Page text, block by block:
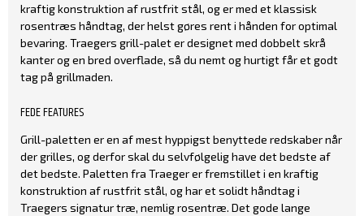
kraftig konstruktion af rustfrit stål, og er med et klassisk
rosentræs håndtag, der helst gøres rent i hånden for optimal
bevaring. Traegers grill-palet er designet med dobbelt skrå
kanter og en bred overflade, så du nemt og hurtigt får et godt
tag på grillmaden.
FEDE FEATURES
Grill-paletten er en af mest hyppigst benyttede redskaber når
der grilles, og derfor skal du selvfølgelig have det bedste af
det bedste. Paletten fra Traeger er fremstillet i en kraftig
konstruktion af rustfrit stål, og har et solidt håndtag i
Traegers signatur træ, nemlig rosentræ. Det gode lange